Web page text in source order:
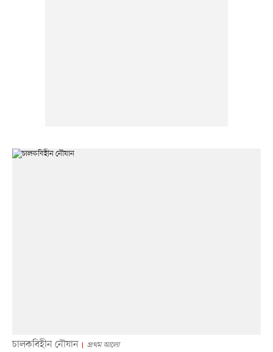
চালকবিহীন নৌযান প্রথম আলো